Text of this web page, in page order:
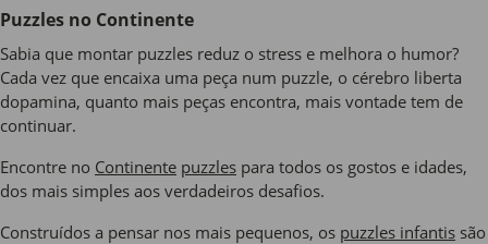
Puzzles no Continente
Sabia que montar puzzles reduz o stress e melhora o humor?
Cada vez que encaixa uma peça num puzzle, o cérebro liberta
dopamina, quanto mais peças encontra, mais vontade tem de
continuar.
Encontre no Continente puzzles para todos os gostos e idades,
dos mais simples aos verdadeiros desafios.
Construídos a pensar nos mais pequenos, os puzzles infantis são